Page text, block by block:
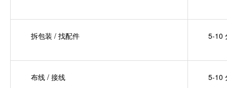
拆包装 / 找配件 5-10
布线 / 接线 5-10